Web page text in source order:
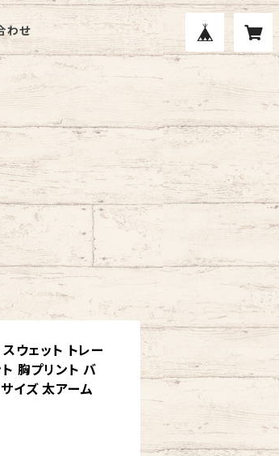
わせ
ェット トレー
胸プリント バ
イズ 太アーム